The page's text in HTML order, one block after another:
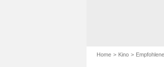
Home Kino